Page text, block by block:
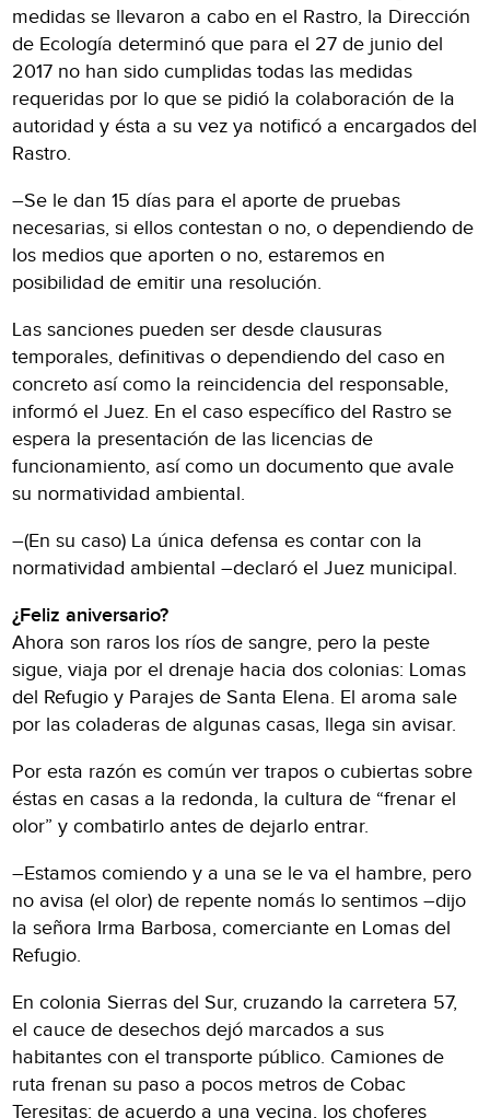
medidas se llevaron a cabo en el Rastro, la Dirección
de Ecología determinó que para el 27 de junio del
2017 no han sido cumplidas todas las medidas
requeridas por lo que se pidió la colaboración de la
autoridad y ésta a su vez ya notificó a encargados del
Rastro.
–Se le dan 15 días para el aporte de pruebas
necesarias, si ellos contestan o no, o dependiendo de
los medios que aporten o no, estaremos en
posibilidad de emitir una resolución.
Las sanciones pueden ser desde clausuras
temporales, definitivas o dependiendo del caso en
concreto así como la reincidencia del responsable,
informó el Juez. En el caso específico del Rastro se
espera la presentación de las licencias de
funcionamiento, así como un documento que avale
su normatividad ambiental.
–(En su caso) La única defensa es contar con la
normatividad ambiental –declaró el Juez municipal.
¿Feliz aniversario?
Ahora son raros los ríos de sangre, pero la peste
sigue, viaja por el drenaje hacia dos colonias: Lomas
del Refugio y Parajes de Santa Elena. El aroma sale
por las coladeras de algunas casas, llega sin avisar.
Por esta razón es común ver trapos o cubiertas sobre
éstas en casas a la redonda, la cultura de “frenar el
olor” y combatirlo antes de dejarlo entrar.
–Estamos comiendo y a una se le va el hambre, pero
no avisa (el olor) de repente nomás lo sentimos –dijo
la señora Irma Barbosa, comerciante en Lomas del
Refugio.
En colonia Sierras del Sur, cruzando la carretera 57,
el cauce de desechos dejó marcados a sus
habitantes con el transporte público. Camiones de
ruta frenan su paso a pocos metros de Cobac
Teresitas; de acuerdo a una vecina, los choferes